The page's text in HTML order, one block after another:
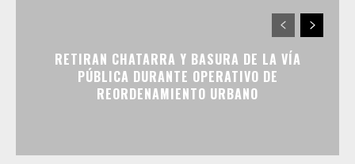
RETIRAN CHATARRA Y BASURA DE LA VÍA
PÚBLICA DURANTE OPERATIVO DE
REORDENAMIENTO URBANO